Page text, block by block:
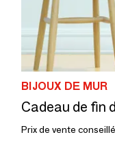
BIJOUX DE MUR
Prix de vente